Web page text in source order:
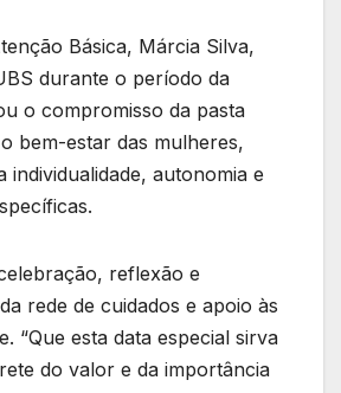
Básica, Márcia Silva,
durante o período da
o compromisso da pasta
bem-estar das mulheres,
individualidade, autonomia e
reflexão e
rede de cuidados e apoio às
“Que esta data especial sirva
do valor e da importância